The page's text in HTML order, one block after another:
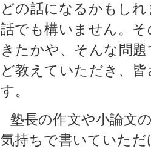
どの話になるかもし
話でも構いません。
きたかや、そんな問
ど教えていただき、
す。
塾長の作文や小論文
気持ちで書いていた